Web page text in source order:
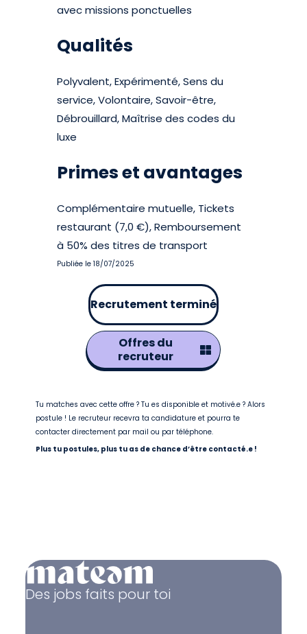
avec missions ponctuelles
Qualités
Polyvalent, Expérimenté, Sens du
service, Volontaire, Savoir-être,
Débrouillard, Maîtrise des codes du
luxe
Primes et avantages
Complémentaire mutuelle, Tickets
restaurant (7,0 €), Remboursement
à 50% des titres de transport
Publiée le 18/07/2025
Recrutement terminé
Offres du
recruteur
Tu matches avec cette offre ? Tu es disponible et motivé.e ? Alors
postule ! Le recruteur recevra ta candidature et pourra te
contacter directement par mail ou par téléphone.
Plus tu postules, plus tu as de chance d’être contacté.e !
Des jobs faits pour toi